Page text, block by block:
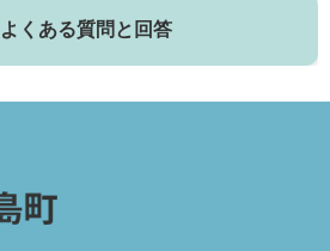
よくある質問と回答